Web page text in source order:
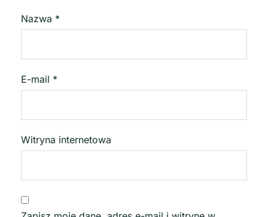
Nazwa *
E-mail *
Witryna internetowa